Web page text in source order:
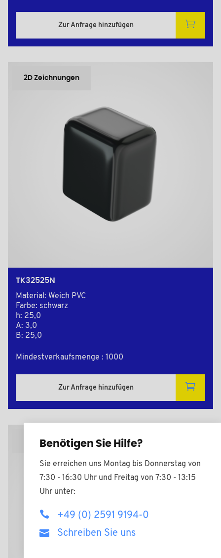
Zur Anfrage hinzufügen
2D Zeichnungen
TK32525N
Material: Weich PVC
Farbe: schwarz
h: 25,0
A: 3,0
B: 25,0
Mindestverkaufsmenge : 1000
Zur Anfrage hinzufügen
2D Zeichnungen
Benötigen Sie Hilfe?
Sie erreichen uns Montag bis Donnerstag von
7:30 - 16:30 Uhr und Freitag von 7:30 - 13:15
Uhr unter:
+49 (0) 2591 9194-0
Schreiben Sie uns